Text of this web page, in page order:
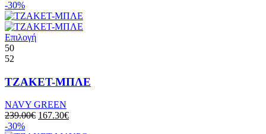
-30%
Επιλογή
50
52
ΤΖΑΚΕΤ-ΜΠΛΕ
NAVY GREEN
239.00€ 167.30€
-30%